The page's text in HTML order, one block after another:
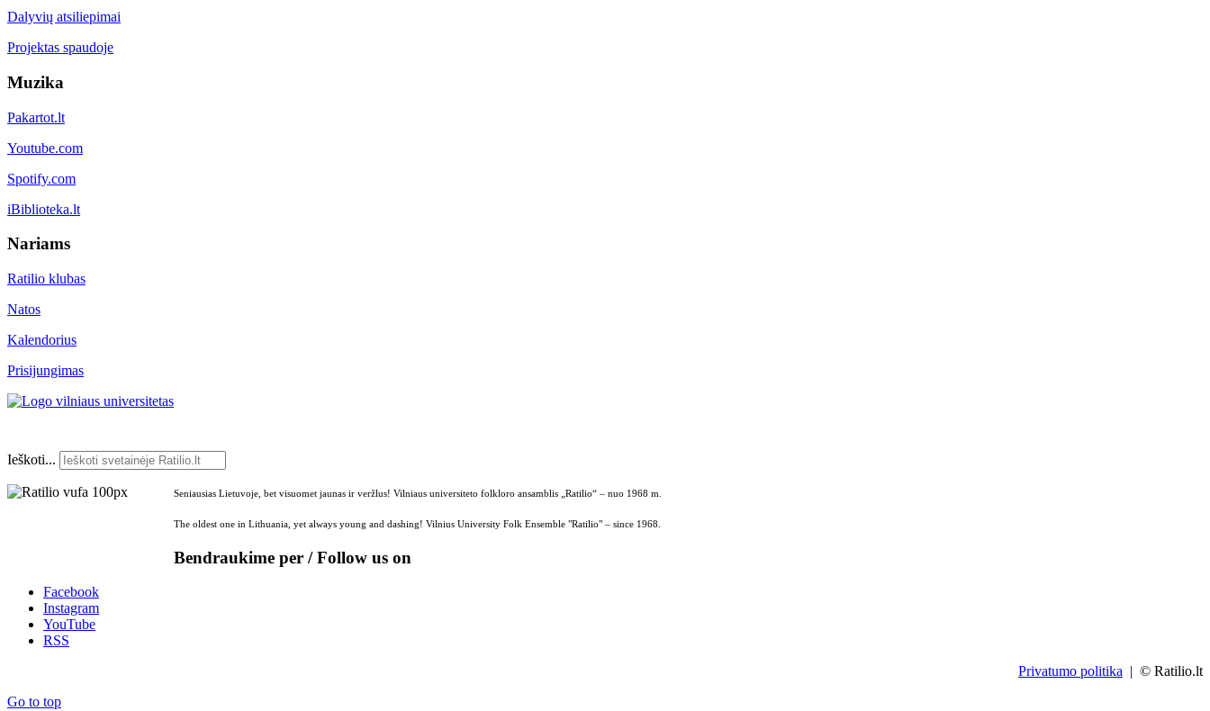
Dalyvių atsiliepimai
Projektas spaudoje
Muzika
Pakartot.lt
Youtube.com
Spotify.com
iBiblioteka.lt
Nariams
Ratilio klubas
Natos
Kalendorius
Prisijungimas
Ieškoti...
Seniausias Lietuvoje, bet visuomet jaunas ir veržlus! Vilniaus universiteto folkloro ansamblis „Ratilio“ – nuo 1968 m.
The oldest one in Lithuania, yet always young and dashing! Vilnius University Folk Ensemble "Ratilio" – since 1968.
Bendraukime per / Follow us on
Facebook
Instagram
YouTube
RSS
Privatumo politika | © Ratilio.lt
Go to top